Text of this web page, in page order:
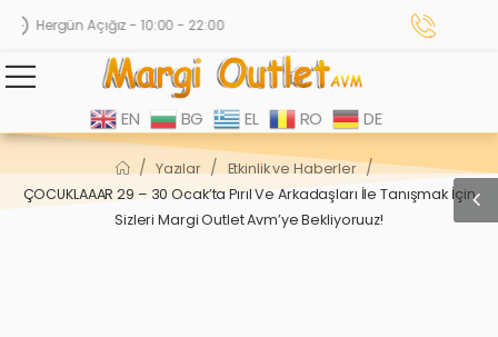
Hergün Açığız - 10:00 - 22:00
EN BG EL RO DE
/ Yazılar / Etkinlik ve Haberler /
ÇOCUKLAAAR 29 – 30 Ocak’ta Pırıl Ve Arkadaşları İle Tanışmak İçin
Sizleri Margi Outlet Avm’ye Bekliyoruuz!